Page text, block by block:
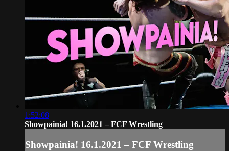
1:52:08
Showpainia! 16.1.2021 – FCF Wrestling
Showpainia! 16.1.2021 – FCF Wrestling